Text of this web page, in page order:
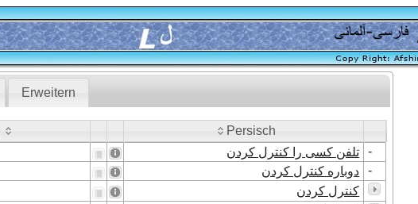
Erweitern
Persisch
Persisch
تلفن کسی را کنترل کردن
-
دوباره کنترل کردن
-
کنترل کردن